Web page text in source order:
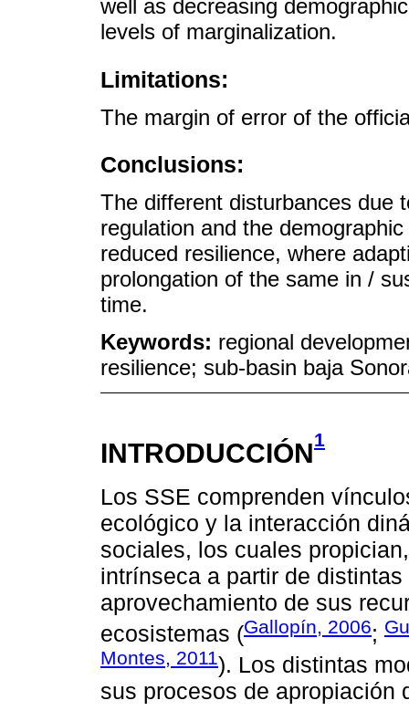
well as decreasing
levels of marginalization.
Limitations:
The margin of error of the
Conclusions:
The different disturbances due
regulation and the
reduced resilience, where
prolongation of the same in /
time.
Keywords: regional
resilience; sub-basin baja
INTRODUCCIÓN1
Los SSE comprenden
ecológico y la interacción
sociales, los cuales
intrínseca a partir de
aprovechamiento de sus
ecosistemas (Gallopín, 2006;
Montes, 2011). Los distintas
sus procesos de apropiación